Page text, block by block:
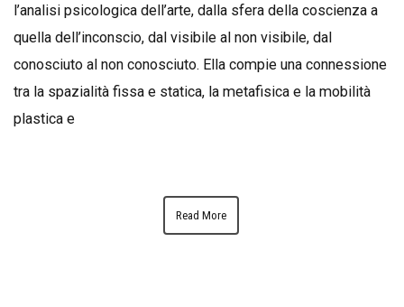
l’analisi psicologica dell’arte, dalla sfera della coscienza a
quella dell’inconscio, dal visibile al non visibile, dal
conosciuto al non conosciuto. Ella compie una connessione
tra la spazialità fissa e statica, la metafisica e la mobilità
plastica e
Read More